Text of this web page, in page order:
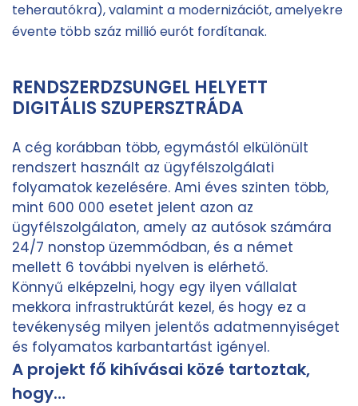
teherautókra), valamint a modernizációt, amelyekre
évente több száz millió eurót fordítanak.
RENDSZERDZSUNGEL HELYETT
DIGITÁLIS SZUPERSZTRÁDA
A cég korábban több, egymástól elkülönült
rendszert használt az ügyfélszolgálati
folyamatok kezelésére. Ami éves szinten több,
mint 600 000 esetet jelent azon az
ügyfélszolgálaton, amely az autósok számára
24/7 nonstop üzemmódban, és a német
mellett 6 további nyelven is elérhető.
Könnyű elképzelni, hogy egy ilyen vállalat
mekkora infrastruktúrát kezel, és hogy ez a
tevékenység milyen jelentős adatmennyiséget
és folyamatos karbantartást igényel.
A projekt fő kihívásai közé tartoztak,
hogy…